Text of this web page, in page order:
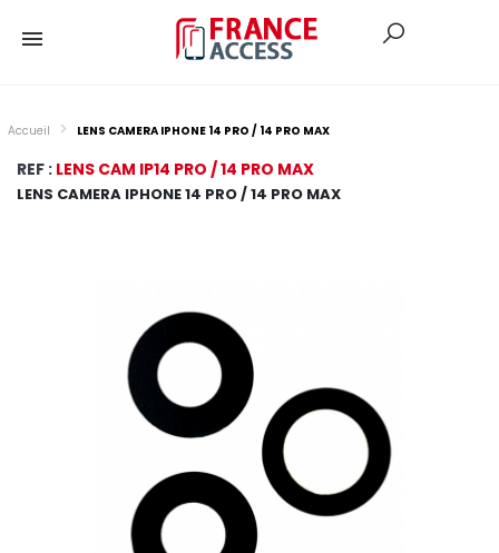
Accueil LENS CAMERA IPHONE 14 PRO / 14 PRO MAX
REF : LENS CAM IP14 PRO / 14 PRO MAX
LENS CAMERA IPHONE 14 PRO / 14 PRO MAX